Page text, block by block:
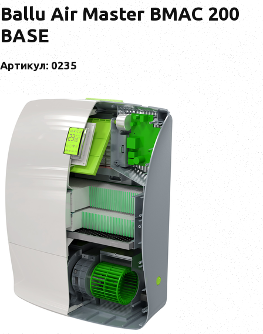
Ballu Air Master BMAC 200
BASE
Артикул: 0235